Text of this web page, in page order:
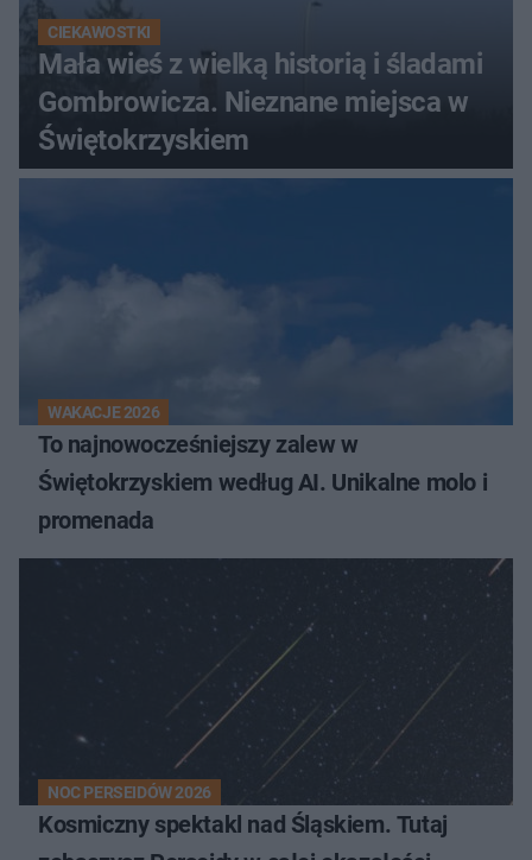
CIEKAWOSTKI
Mała wieś z wielką historią i śladami
Gombrowicza. Nieznane miejsca w
Świętokrzyskiem
WAKACJE 2026
To najnowocześniejszy zalew w
Świętokrzyskiem według AI. Unikalne molo i
promenada
NOC PERSEIDÓW 2026
Kosmiczny spektakl nad Śląskiem. Tutaj